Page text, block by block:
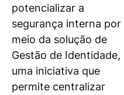
potencializar a
segurança interna por
meio da solução de
Gestão de Identidade,
uma iniciativa que
permite centralizar